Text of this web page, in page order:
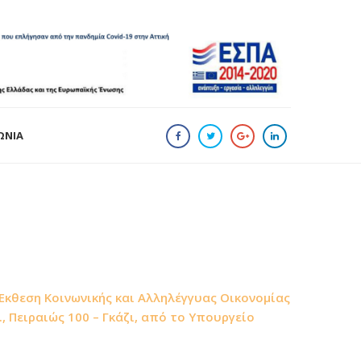
Κοινωνικής και Αλληλέγγυας Οικονομίας
Πειραιώς 100 – Γκάζι, από το Υπουργείο